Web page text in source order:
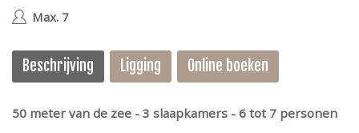
5 Max. 7
Beschrijving Ligging Online boeken
50 meter van de zee - 3 slaapkamers - 6 tot 7 personen